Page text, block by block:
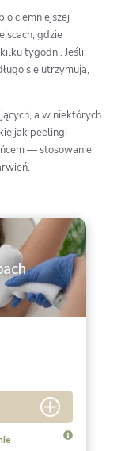
o ciemniejszej
gdzie
tygodni. Jeśli
się utrzymują,
a w niektórych
jak peelingi
— stosowanie